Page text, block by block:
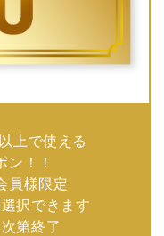
上で使える
ン！！
員様限定
択できます
第終了